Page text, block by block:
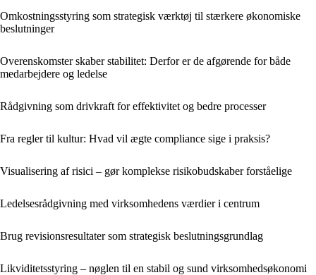
Omkostningsstyring som strategisk værktøj til stærkere økonomiske
beslutninger
Overenskomster skaber stabilitet: Derfor er de afgørende for både
medarbejdere og ledelse
Rådgivning som drivkraft for effektivitet og bedre processer
Fra regler til kultur: Hvad vil ægte compliance sige i praksis?
Visualisering af risici – gør komplekse risikobudskaber forståelige
Ledelsesrådgivning med virksomhedens værdier i centrum
Brug revisionsresultater som strategisk beslutningsgrundlag
Likviditetsstyring – nøglen til en stabil og sund virksomhedsøkonomi